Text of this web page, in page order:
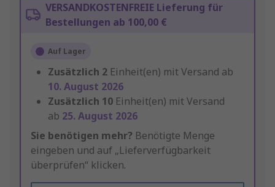
VERSANDKOSTENFREIE Lieferung für
Bestellungen ab 100,00 €
Auf Lager
Zusätzlich 2 Einheit(en) mit Versand ab
10. August 2026
Zusätzlich 10 Einheit(en) mit Versand
ab 25. August 2026
Sie benötigen mehr? Benötigte Menge
eingeben und auf „Lieferverfügbarkeit
überprüfen“ klicken.